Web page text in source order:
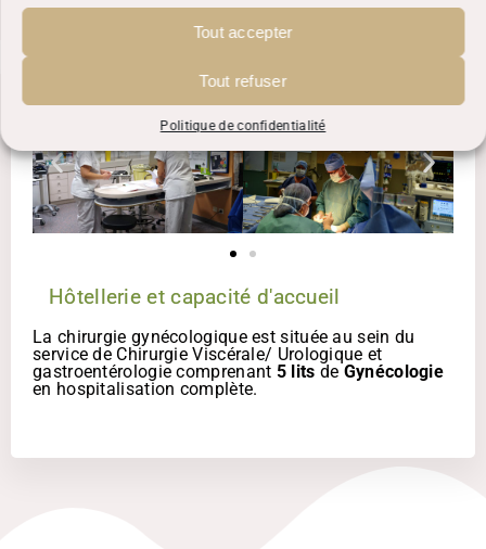
Tout accepter
Tout refuser
Politique de confidentialité
Hôtellerie et capacité d'accueil
La chirurgie gynécologique est située au sein du
service de Chirurgie Viscérale/ Urologique et
gastroentérologie comprenant 5 lits de Gynécologie
en hospitalisation complète.